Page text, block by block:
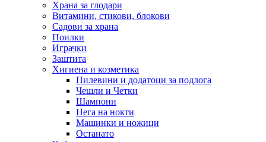
Храна за глодари
Витамини, стикови, блокови
Садови за храна
Поилки
Играчки
Заштита
Хигиена и козметика
Пилевини и додатоци за подлога
Чешли и Четки
Шампони
Нега на нокти
Машинки и ножици
Останато